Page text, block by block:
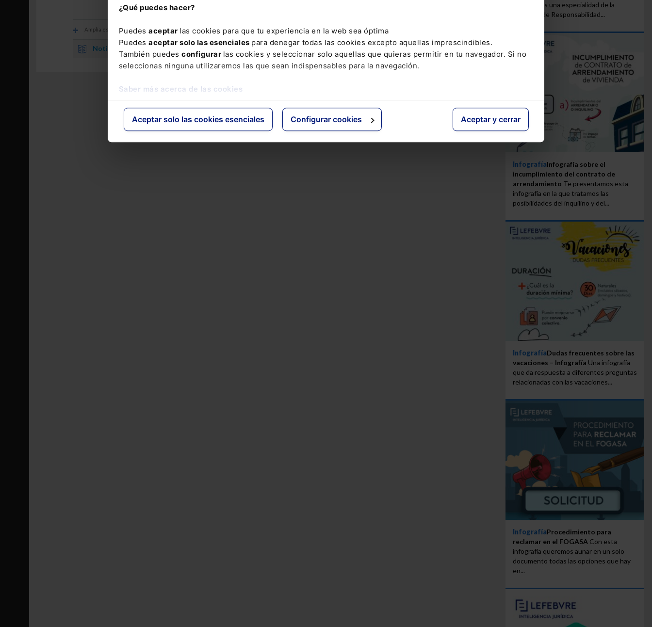
¿Qué puedes hacer?
Puedes aceptar las cookies para que tu experiencia en la web sea óptima
Puedes aceptar solo las esenciales para denegar todas las cookies excepto aquellas imprescindibles.
También puedes configurar las cookies y seleccionar solo aquellas que quieras permitir en tu navegador. Si no
seleccionas ninguna utilizaremos las que sean indispensables para la navegación.
Saber más acerca de las cookies
Aceptar solo las cookies esenciales Configurar cookies Aceptar y cerrar
Amplía esta información con
Noticia. Objetivos estratégicos de la Inspección de Trabajo
Empresa es una especialidad de la
Sociedad de Responsabilidad...
InfografíaInfografía sobre el
incumplimiento del contrato de
arrendamiento Te presentamos esta
infografía en la que tratamos las
posibilidades del inquilino y del...
InfografíaDudas frecuentes sobre las
vacaciones – Infografía Una infografía
que da respuesta a diferentes preguntas
relacionadas con las vacaciones...
InfografíaProcedimiento para
reclamar en el FOGASA Con esta
infografía queremos aunar en un solo
documento todas las opciones que hay
en...